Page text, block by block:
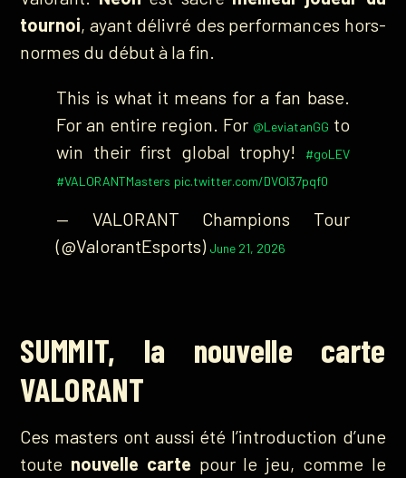
tournoi, ayant délivré des performances hors-
normes du début à la fin.
This is what it means for a fan base.
For an entire region. For @LeviatanGG to
win their first global trophy!
#goLEV
#VALORANTMasters pic.twitter.com/DVOI37pqf0
— VALORANT Champions Tour
(@ValorantEsports) June 21, 2026
SUMMIT, la nouvelle carte
VALORANT
Ces masters ont aussi été l’introduction d’une
toute nouvelle carte pour le jeu, comme le